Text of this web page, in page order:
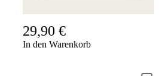
29,90 €
In den Warenkorb
Hotline
Chessbase
Accounts